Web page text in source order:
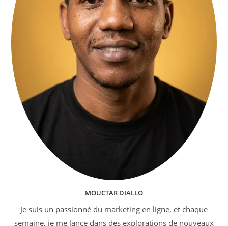
MOUCTAR DIALLO
Je suis un passionné du marketing en ligne, et chaque
semaine, je me lance dans des explorations de nouveaux